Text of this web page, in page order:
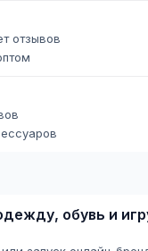
отзывов
обувь и